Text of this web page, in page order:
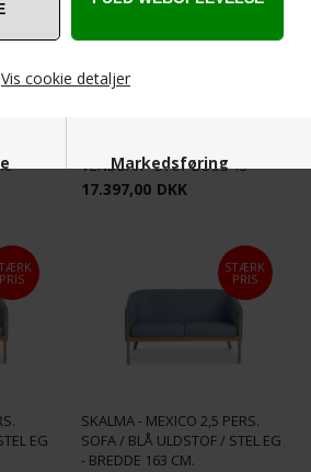
Vis cookie detaljer
Markedsføring
Statistiske
VENDBAR - STOF BOSS 15
17.397,00 DKK
PRIS
EG
STÆRK
PRIS
SKALMA - MEXICO 2,5 PERS.
SOFA / BLÅ ULDSTOF / STEL EG
- BREDDE 163 CM.